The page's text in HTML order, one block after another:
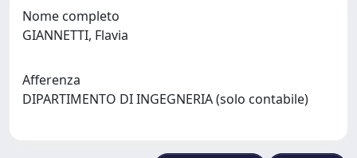
Nome completo
GIANNETTI, Flavia
Afferenza
DIPARTIMENTO DI INGEGNERIA (solo contabile)